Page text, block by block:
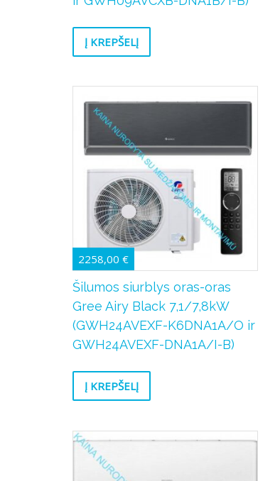
Į KREPŠELĮ
2258,00 €
Šilumos siurblys oras-oras
Gree Airy Black 7,1/7,8kW
(GWH24AVEXF-K6DNA1A/O ir
GWH24AVEXF-DNA1A/I-B)
Į KREPŠELĮ